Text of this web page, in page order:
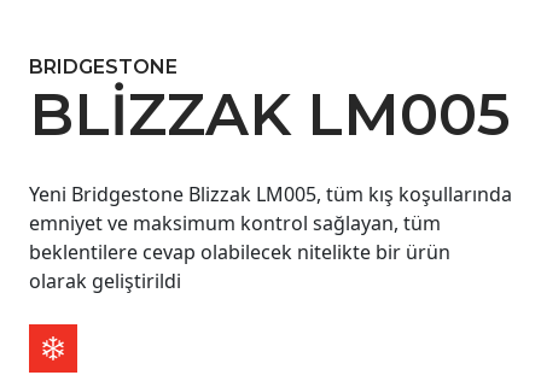
BRIDGESTONE
BLIZZAK LM005
Yeni Bridgestone Blizzak LM005, tüm kış koşullarında
emniyet ve maksimum kontrol sağlayan, tüm
beklentilere cevap olabilecek nitelikte bir ürün
olarak geliştirildi